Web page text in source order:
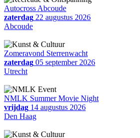
Autocross Abcoude
zaterdag 22 augustus 2026
Abcoude
Zomeravond Sterrenwacht
zaterdag 05 september 2026
Utrecht
NMLK Summer Movie Night
vrijdag 14 augustus 2026
Den Haag